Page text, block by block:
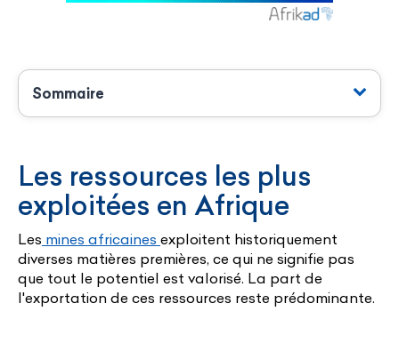
Sommaire
Les ressources les plus
exploitées en Afrique
Les mines africaines exploitent historiquement
diverses matières premières, ce qui ne signifie pas
que tout le potentiel est valorisé. La part de
l'exportation de ces ressources reste prédominante.